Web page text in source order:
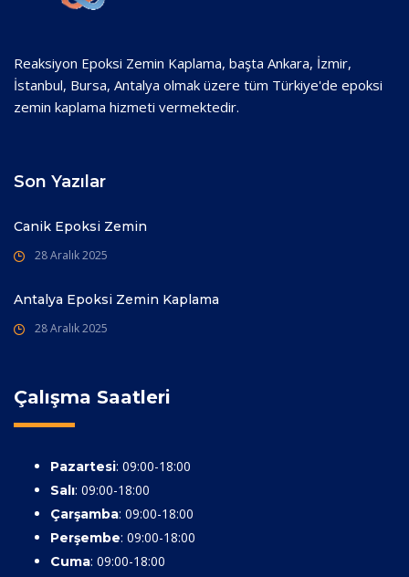
Reaksiyon Epoksi Zemin Kaplama, başta Ankara, İzmir,
İstanbul, Bursa, Antalya olmak üzere tüm Türkiye'de epoksi
zemin kaplama hizmeti vermektedir.
Son Yazılar
Canik Epoksi Zemin
28 Aralık 2025
Antalya Epoksi Zemin Kaplama
28 Aralık 2025
Çalışma Saatleri
Pazartesi: 09:00-18:00
Salı: 09:00-18:00
Çarşamba: 09:00-18:00
Perşembe: 09:00-18:00
Cuma: 09:00-18:00